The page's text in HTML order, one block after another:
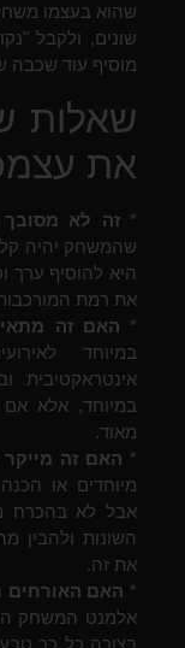
שהוא בעצמו
שונים, ולקבל
מוסיף עוד שכבה
שאלות
את
*זה לא מסובך
שהמשחק יהיה
היא להוסיף ערך
את רמת
* האם זה
במיוחד
אינטראקטיבית
במיוחד, אלא
מאוד.
* האם זה
מיוחדים או
אבל לא בהכרח
השונות ולהבין
את זה.
* האם האורחים
אלמנט המשחק
בצורה כל כך